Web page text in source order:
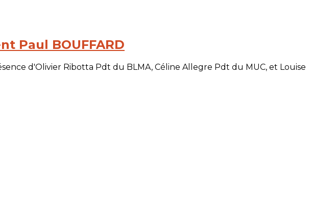
Paul BOUFFARD
d'Olivier Ribotta Pdt du BLMA, Céline Allegre Pdt du MUC, et Louise